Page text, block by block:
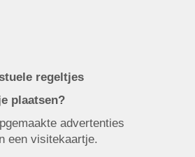
regeltjes
plaatsen?
advertenties
een visitekaartje.